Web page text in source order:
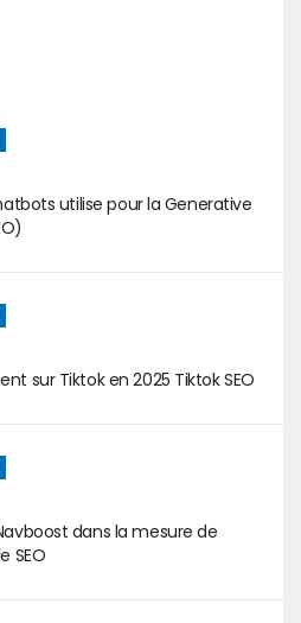
utilise pour la Generative
sur Tiktok en 2025 Tiktok SEO
dans la mesure de
SEO